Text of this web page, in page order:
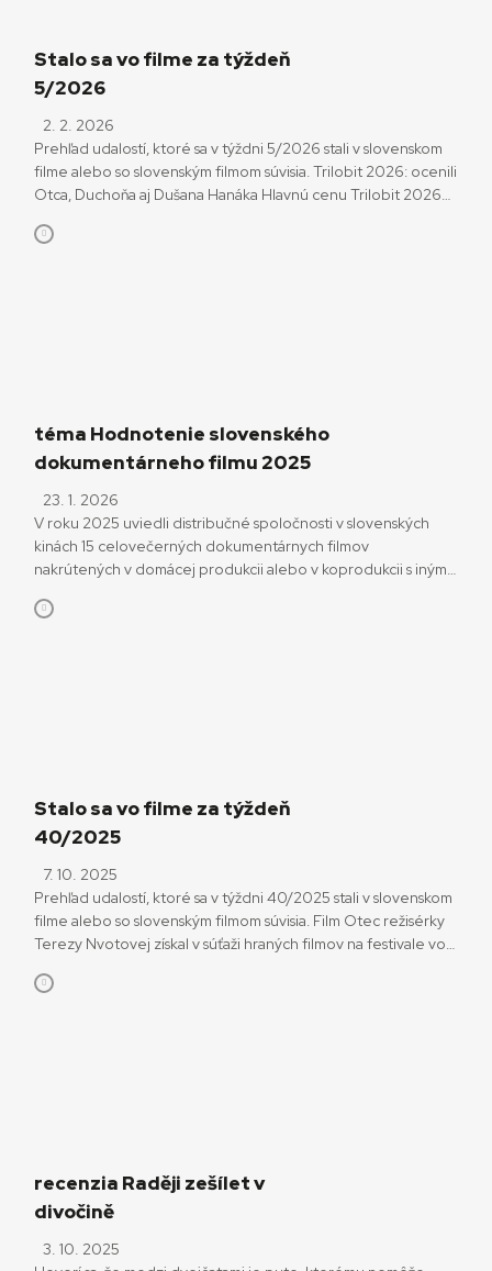
Stalo sa vo filme za týždeň
5/2026
2. 2. 2026
Prehľad udalostí, ktoré sa v týždni 5/2026 stali v slovenskom
filme alebo so slovenským filmom súvisia. Trilobit 2026: ocenili
Otca, Duchoňa aj Dušana Hanáka Hlavnú cenu Trilobit 2026
televizní svaz FITES tvorcovia filmu Otec. Udelili ju Tereze
téma Hodnotenie slovenského
dokumentárneho filmu 2025
23. 1. 2026
V roku 2025 uviedli distribučné spoločnosti v slovenských
kinách 15 celovečerných dokumentárnych filmov
nakrútených v domácej produkcii alebo v koprodukcii s inými
slovenských, jeden film vznikol v paritnej koprodukcii
Stalo sa vo filme za týždeň
40/2025
7. 10. 2025
Prehľad udalostí, ktoré sa v týždni 40/2025 stali v slovenskom
filme alebo so slovenským filmom súvisia. Film Otec režisérky
Terezy Nvotovej získal v súťaži hraných filmov na festivale vo
dojalo remeselné spracovanie a ľudskosť tohto filmu,“ uviedla
recenzia Raději zešílet v
divočině
3. 10. 2025